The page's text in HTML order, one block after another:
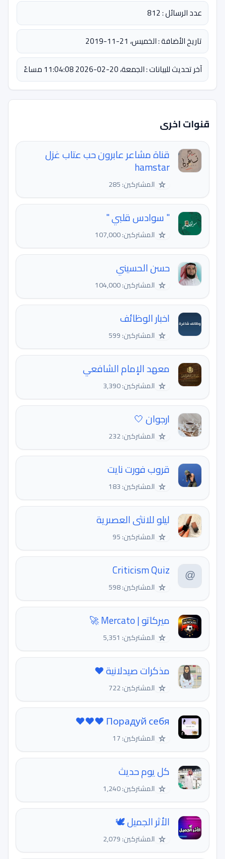
عدد الرسائل : 812
تاريخ الأضافة : الخميس، 21-11-2019
آخر تحديث للبيانات : الجمعة، 20-02-2026 11:04:08 مساءً
قنوات اخرى
قناة مشاعر عابرون حب عتاب غزل
hamstar
☆ المشتركين: 285
" سوادس قلبي "
☆ المشتركين: 107,000
حسن الحسيني
☆ المشتركين: 104,000
اخبار الوظائف
☆ المشتركين: 599
معهد الإمام الشافعي
☆ المشتركين: 3,390
ارجوان 🤍
☆ المشتركين: 232
قروب فورت نايت
☆ المشتركين: 183
ليلو للانثى العصىرية
☆ المشتركين: 95
Criticism Quiz
☆ المشتركين: 598
ميركاتو | Mercato 🚀
☆ المشتركين: 5,351
مذكرات صيدلانية ❤
☆ المشتركين: 722
Порадуй себя ❤️❤️❤️
☆ المشتركين: 17
كل يوم حديث
☆ المشتركين: 1,240
الأثر الجميل 🕊️
☆ المشتركين: 2,079